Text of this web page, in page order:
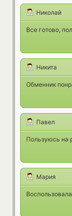
Николай
Все готово,
Никита
Обменник
Павел
Пользуюсь на
Мария